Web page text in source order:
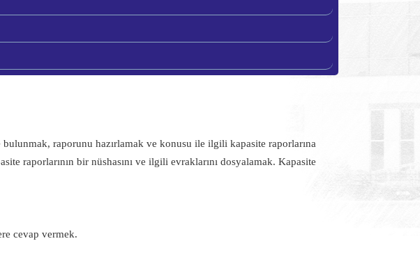
raporunu hazırlamak ve konusu ile ilgili kapasite raporlarına
raporlarının bir nüshasını ve ilgili evraklarını dosyalamak. Kapasite
cevap vermek.